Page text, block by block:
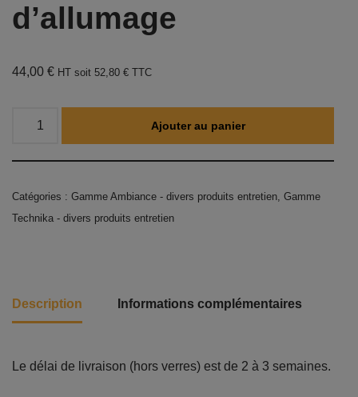
d’allumage
44,00 € HT soit 52,80 € TTC
Ajouter au panier
Catégories : Gamme Ambiance - divers produits entretien, Gamme
Technika - divers produits entretien
Description Informations complémentaires
Le délai de livraison (hors verres) est de 2 à 3 semaines.